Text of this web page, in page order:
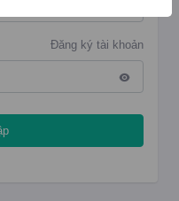
Đăng ký tài khoản